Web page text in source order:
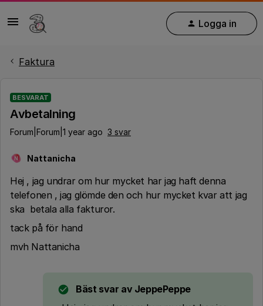
Logga in
Faktura
BESVARAT
Avbetalning
Forum|Forum|1 year ago 3 svar
N Nattanicha
Hej , jag undrar om hur mycket har jag haft denna
telefonen , jag glömde den och hur mycket kvar att jag
ska betala alla fakturor.
tack på för hand
mvh Nattanicha
Bäst svar av JeppePeppe